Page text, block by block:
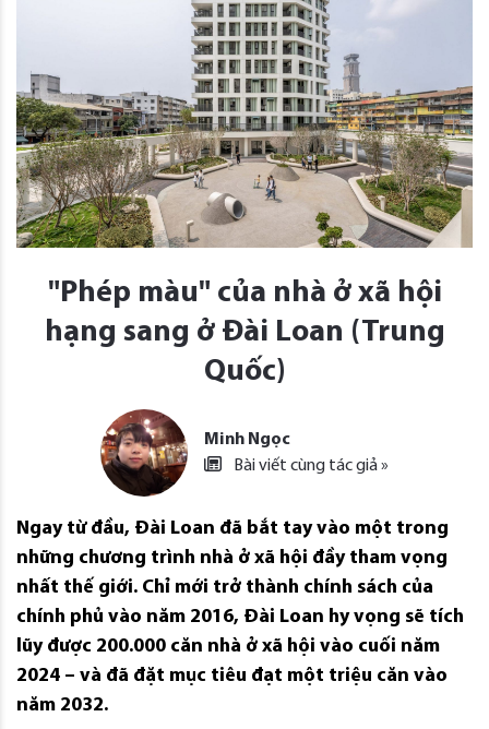
"Phép màu" của nhà ở xã hội
hạng sang ở Đài Loan (Trung
Quốc)
Minh Ngọc
Bài viết cùng tác giả »
Ngay từ đầu, Đài Loan đã bắt tay vào một trong
những chương trình nhà ở xã hội đầy tham vọng
nhất thế giới. Chỉ mới trở thành chính sách của
chính phủ vào năm 2016, Đài Loan hy vọng sẽ tích
lũy được 200.000 căn nhà ở xã hội vào cuối năm
2024 – và đã đặt mục tiêu đạt một triệu căn vào
năm 2032.